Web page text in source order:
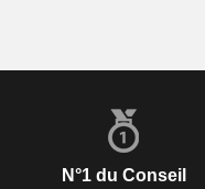
N°1 du Conseil